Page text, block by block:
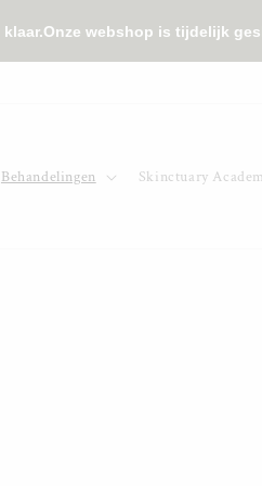
Onze webshop is tijdelijk
Behandelingen Skinctuary